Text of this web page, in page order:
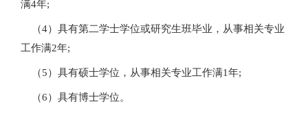
满4年;
（4）具有第二学士学位或研究生班毕业，从事相关专业
工作满2年;
（5）具有硕士学位，从事相关专业工作满1年;
（6）具有博士学位。